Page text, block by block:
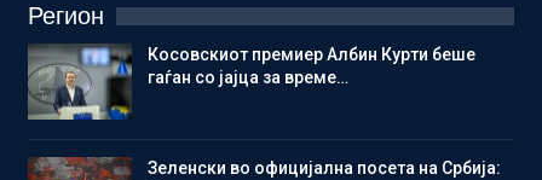
Регион
Косовскиот премиер Албин Курти беше
гаѓан со јајца за време…
Зеленски во официјална посета на Србија: